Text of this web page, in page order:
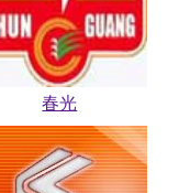
春光